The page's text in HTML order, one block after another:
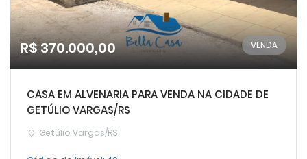
R$ 370.000,00 VENDA
CASA EM ALVENARIA PARA VENDA NA CIDADE DE
GETÚLIO VARGAS/RS
Getúlio Vargas/RS